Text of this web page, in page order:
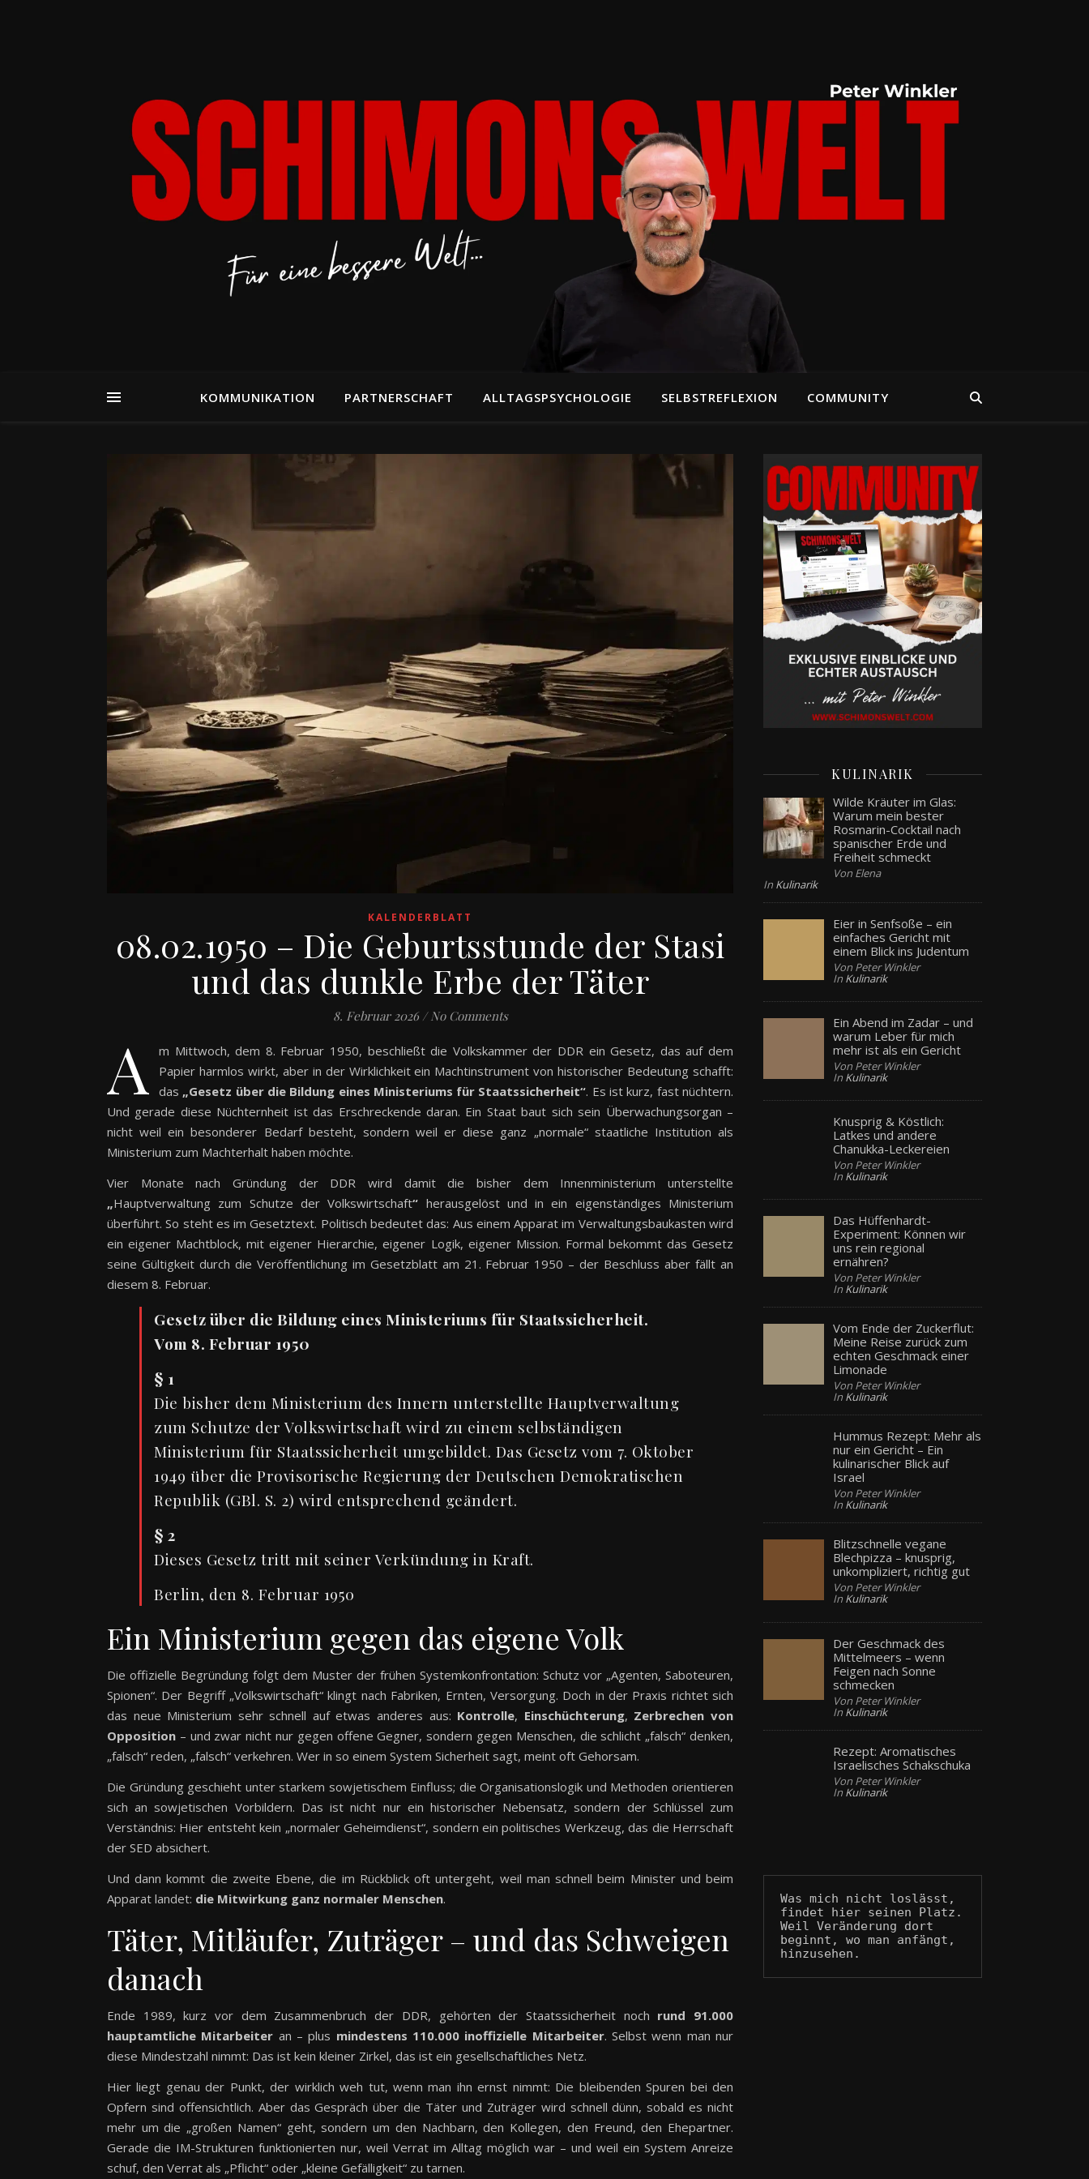
KOMMUNIKATION PARTNERSCHAFT ALLTAGSPSYCHOLOGIE SELBSTREFLEXION COMMUNITY
KALENDERBLATT
08.02.1950 – Die Geburtsstunde der Stasi
und das dunkle Erbe der Täter
8. Februar 2026 / No Comments
A m Mittwoch, dem 8. Februar 1950, beschließt die Volkskammer der DDR ein Gesetz, das auf dem
Papier harmlos wirkt, aber in der Wirklichkeit ein Machtinstrument von historischer Bedeutung schafft:
das „Gesetz über die Bildung eines Ministeriums für Staatssicherheit“. Es ist kurz, fast nüchtern.
Und gerade diese Nüchternheit ist das Erschreckende daran. Ein Staat baut sich sein Überwachungsorgan –
nicht weil ein besonderer Bedarf besteht, sondern weil er diese ganz „normale“ staatliche Institution als
Ministerium zum Machterhalt haben möchte.
Vier Monate nach Gründung der DDR wird damit die bisher dem Innenministerium unterstellte
„Hauptverwaltung zum Schutze der Volkswirtschaft“ herausgelöst und in ein eigenständiges Ministerium
überführt. So steht es im Gesetztext. Politisch bedeutet das: Aus einem Apparat im Verwaltungsbaukasten wird
ein eigener Machtblock, mit eigener Hierarchie, eigener Logik, eigener Mission. Formal bekommt das Gesetz
seine Gültigkeit durch die Veröffentlichung im Gesetzblatt am 21. Februar 1950 – der Beschluss aber fällt an
diesem 8. Februar.
Gesetz über die Bildung eines Ministeriums für Staatssicherheit.
Vom 8. Februar 1950
§ 1
Die bisher dem Ministerium des Innern unterstellte Hauptverwaltung
zum Schutze der Volkswirtschaft wird zu einem selbständigen
Ministerium für Staatssicherheit umgebildet. Das Gesetz vom 7. Oktober
1949 über die Provisorische Regierung der Deutschen Demokratischen
Republik (GBl. S. 2) wird entsprechend geändert.
§ 2
Dieses Gesetz tritt mit seiner Verkündung in Kraft.
Berlin, den 8. Februar 1950
Ein Ministerium gegen das eigene Volk
Die offizielle Begründung folgt dem Muster der frühen Systemkonfrontation: Schutz vor „Agenten, Saboteuren,
Spionen“. Der Begriff „Volkswirtschaft“ klingt nach Fabriken, Ernten, Versorgung. Doch in der Praxis richtet sich
das neue Ministerium sehr schnell auf etwas anderes aus: Kontrolle, Einschüchterung, Zerbrechen von
Opposition – und zwar nicht nur gegen offene Gegner, sondern gegen Menschen, die schlicht „falsch“ denken,
„falsch“ reden, „falsch“ verkehren. Wer in so einem System Sicherheit sagt, meint oft Gehorsam.
Die Gründung geschieht unter starkem sowjetischem Einfluss; die Organisationslogik und Methoden orientieren
sich an sowjetischen Vorbildern. Das ist nicht nur ein historischer Nebensatz, sondern der Schlüssel zum
Verständnis: Hier entsteht kein „normaler Geheimdienst“, sondern ein politisches Werkzeug, das die Herrschaft
der SED absichert.
Und dann kommt die zweite Ebene, die im Rückblick oft untergeht, weil man schnell beim Minister und beim
Apparat landet: die Mitwirkung ganz normaler Menschen.
Täter, Mitläufer, Zuträger – und das Schweigen
danach
Ende 1989, kurz vor dem Zusammenbruch der DDR, gehörten der Staatssicherheit noch rund 91.000
hauptamtliche Mitarbeiter an – plus mindestens 110.000 inoffizielle Mitarbeiter. Selbst wenn man nur
diese Mindestzahl nimmt: Das ist kein kleiner Zirkel, das ist ein gesellschaftliches Netz.
Hier liegt genau der Punkt, der wirklich weh tut, wenn man ihn ernst nimmt: Die bleibenden Spuren bei den
Opfern sind offensichtlich. Aber das Gespräch über die Täter und Zuträger wird schnell dünn, sobald es nicht
mehr um die „großen Namen“ geht, sondern um den Nachbarn, den Kollegen, den Freund, den Ehepartner.
Gerade die IM-Strukturen funktionierten nur, weil Verrat im Alltag möglich war – und weil ein System Anreize
schuf, den Verrat als „Pflicht“ oder „kleine Gefälligkeit“ zu tarnen.
KULINARIK
Wilde Kräuter im Glas:
Warum mein bester
Rosmarin-Cocktail nach
spanischer Erde und
Freiheit schmeckt
Von Elena
In Kulinarik
Eier in Senfsoße – ein
einfaches Gericht mit
einem Blick ins Judentum
Von Peter Winkler
In Kulinarik
Ein Abend im Zadar – und
warum Leber für mich
mehr ist als ein Gericht
Von Peter Winkler
In Kulinarik
Knusprig & Köstlich:
Latkes und andere
Chanukka-Leckereien
Von Peter Winkler
In Kulinarik
Das Hüffenhardt-
Experiment: Können wir
uns rein regional
ernähren?
Von Peter Winkler
In Kulinarik
Vom Ende der Zuckerflut:
Meine Reise zurück zum
echten Geschmack einer
Limonade
Von Peter Winkler
In Kulinarik
Hummus Rezept: Mehr als
nur ein Gericht – Ein
kulinarischer Blick auf
Israel
Von Peter Winkler
In Kulinarik
Blitzschnelle vegane
Blechpizza – knusprig,
unkompliziert, richtig gut
Von Peter Winkler
In Kulinarik
Der Geschmack des
Mittelmeers – wenn
Feigen nach Sonne
schmecken
Von Peter Winkler
In Kulinarik
Rezept: Aromatisches
Israelisches Schakschuka
Von Peter Winkler
In Kulinarik
Was mich nicht loslässt,
findet hier seinen Platz.
Weil Veränderung dort
beginnt, wo man anfängt,
hinzusehen.